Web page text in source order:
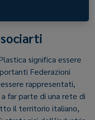
significa essere
Federazioni
rappresentati,
far parte di una rete di
il territorio italiano,